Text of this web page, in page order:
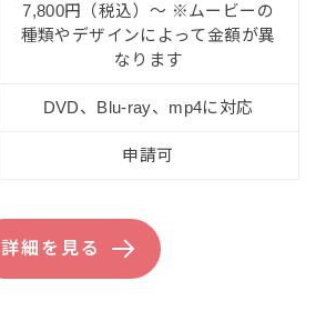
7,800円（税込）〜 ※ムービーの
種類やデザインによって金額が異
なります
DVD、Blu-ray、mp4に対応
申請可
詳細を見る